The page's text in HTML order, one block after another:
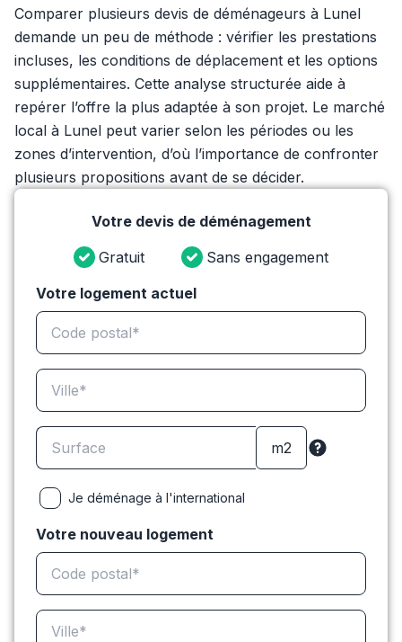
Comparer plusieurs devis de déménageurs à Lunel
demande un peu de méthode : vérifier les prestations
incluses, les conditions de déplacement et les options
supplémentaires. Cette analyse structurée aide à
repérer l’offre la plus adaptée à son projet. Le marché
local à Lunel peut varier selon les périodes ou les
zones d’intervention, d’où l’importance de confronter
plusieurs propositions avant de se décider.
Votre devis de déménagement
Gratuit
Sans engagement
Votre logement actuel
Je déménage à l'international
Votre nouveau logement